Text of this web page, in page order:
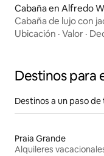
Cabaña en Alfredo
Cabaña de lujo con
Ubicación · Valor ·
Destinos para
Destinos a un paso de
Praia Grande
Alquileres